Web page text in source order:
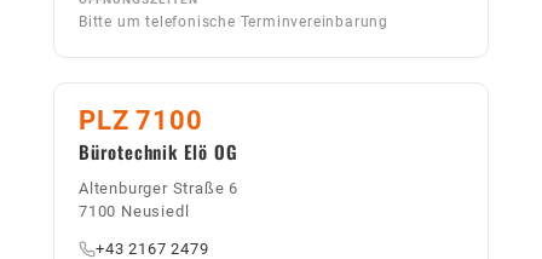
Bitte um telefonische Terminvereinbarung
PLZ 7100
Bürotechnik Elö OG
Altenburger Straße 6
7100 Neusiedl
+43 2167 2479